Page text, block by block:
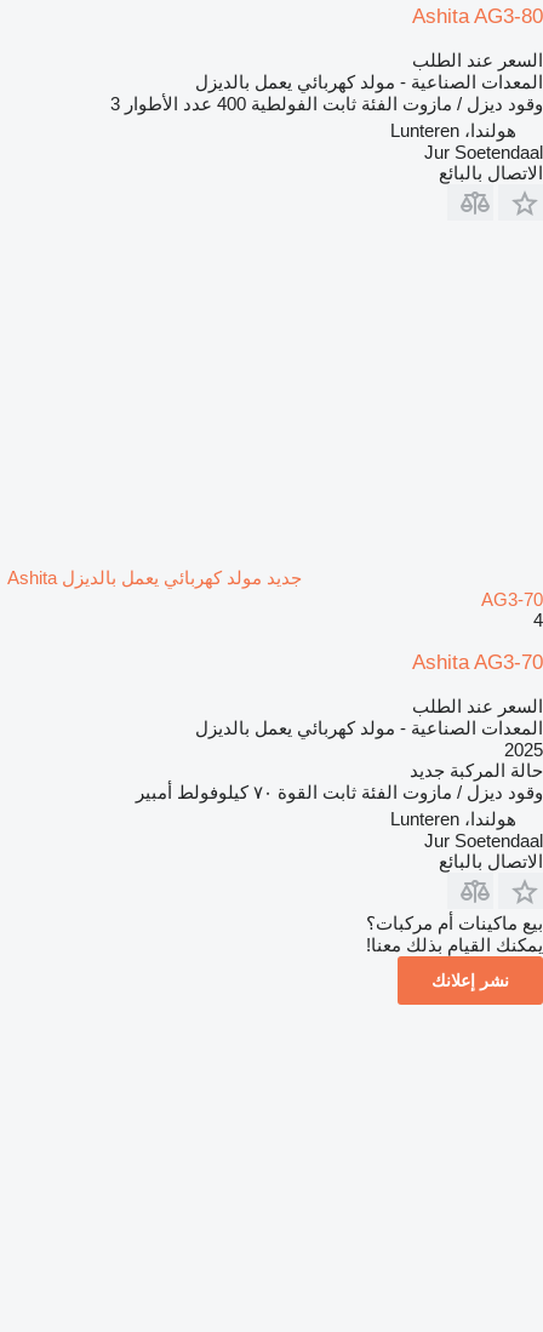
Ashita AG3-80
السعر عند الطلب
المعدات الصناعية - مولد كهربائي يعمل بالديزل
وقود ديزل / مازوت الفئة ثابت الفولطية 400 عدد الأطوار 3
هولندا، Lunteren
Jur Soetendaal
الاتصال بالبائع
جديد مولد كهربائي يعمل بالديزل Ashita
AG3-70
4
Ashita AG3-70
السعر عند الطلب
المعدات الصناعية - مولد كهربائي يعمل بالديزل
2025
حالة المركبة جديد
وقود ديزل / مازوت الفئة ثابت القوة ٧٠ كيلوفولط أمبير
هولندا، Lunteren
Jur Soetendaal
الاتصال بالبائع
بيع ماكينات أم مركبات؟
يمكنك القيام بذلك معنا!
نشر إعلانك